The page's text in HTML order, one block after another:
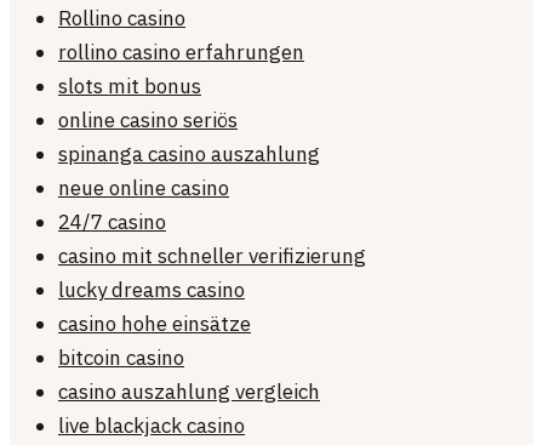
Rollino casino
rollino casino erfahrungen
slots mit bonus
online casino seriös
spinanga casino auszahlung
neue online casino
24/7 casino
casino mit schneller verifizierung
lucky dreams casino
casino hohe einsätze
bitcoin casino
casino auszahlung vergleich
live blackjack casino